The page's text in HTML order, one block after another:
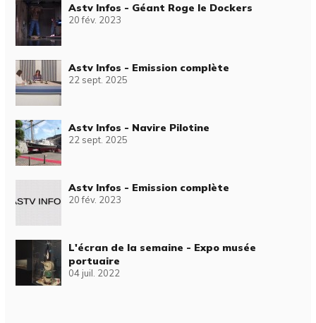
Astv Infos - Géant Roge le Dockers
20 fév. 2023
Astv Infos - Emission complète
22 sept. 2025
Astv Infos - Navire Pilotine
22 sept. 2025
Astv Infos - Emission complète
20 fév. 2023
L'écran de la semaine - Expo musée
portuaire
04 juil. 2022